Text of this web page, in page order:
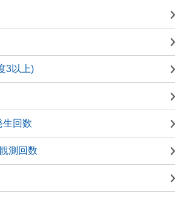
3以上)
生回数
測回数